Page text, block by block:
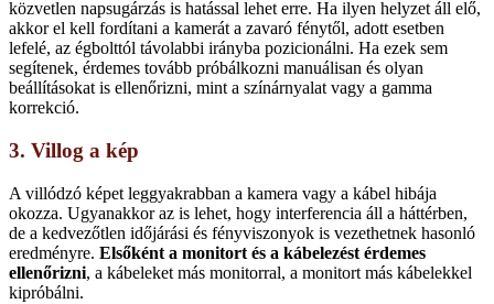
közvetlen napsugárzás is hatással lehet erre. Ha ilyen helyzet áll elő,
akkor el kell fordítani a kamerát a zavaró fénytől, adott esetben
lefelé, az égbolttól távolabbi irányba pozicionálni. Ha ezek sem
segítenek, érdemes tovább próbálkozni manuálisan és olyan
beállításokat is ellenőrizni, mint a színárnyalat vagy a gamma
korrekció.
3. Villog a kép
A villódzó képet leggyakrabban a kamera vagy a kábel hibája
okozza. Ugyanakkor az is lehet, hogy interferencia áll a háttérben,
de a kedvezőtlen időjárási és fényviszonyok is vezethetnek hasonló
eredményre. Elsőként a monitort és a kábelezést érdemes
ellenőrizni, a kábeleket más monitorral, a monitort más kábelekkel
kipróbálni.